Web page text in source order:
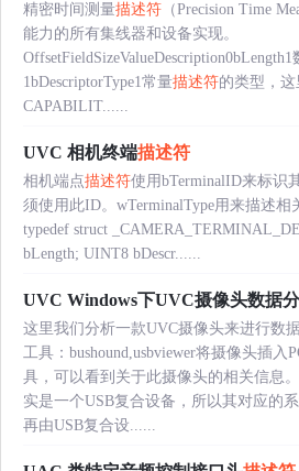
精密时间测量描述符 （Precision Time
能力的所有集线器和设备实现。
OffsetFieldSizeValueDescription0bLength1
1bDescriptorType1常量描述符的类型，
CAPABILIT......
UVC 相机终端描述符
相机端点描述符使用bTerminalID来标识
须使用此ID。wTerminalType用来描述相
typedef struct
bLength; UINT8 bDescr......
UVC Windows下UVC摄像头数据
这里我们分析一款UVC摄像头来进行数
工具：bushound,usbviewer将摄像头插入
具，可以看到关于此摄像头的相关信息
实是一个USB复合设备，所以其对应的
再由USB复合设......